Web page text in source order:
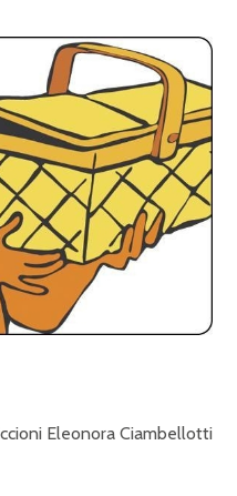
Eleonora Ciambellotti